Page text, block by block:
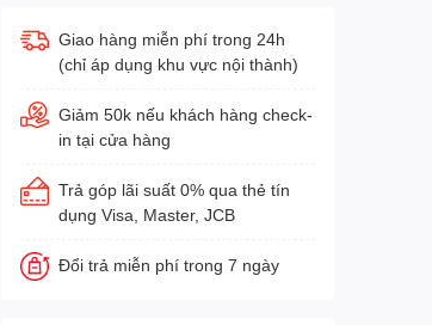
Giao hàng miễn phí trong 24h
(chỉ áp dụng khu vực nội thành)
Giảm 50k nếu khách hàng check-
in tại cửa hàng
Trả góp lãi suất 0% qua thẻ tín
dụng Visa, Master, JCB
Đổi trả miễn phí trong 7 ngày